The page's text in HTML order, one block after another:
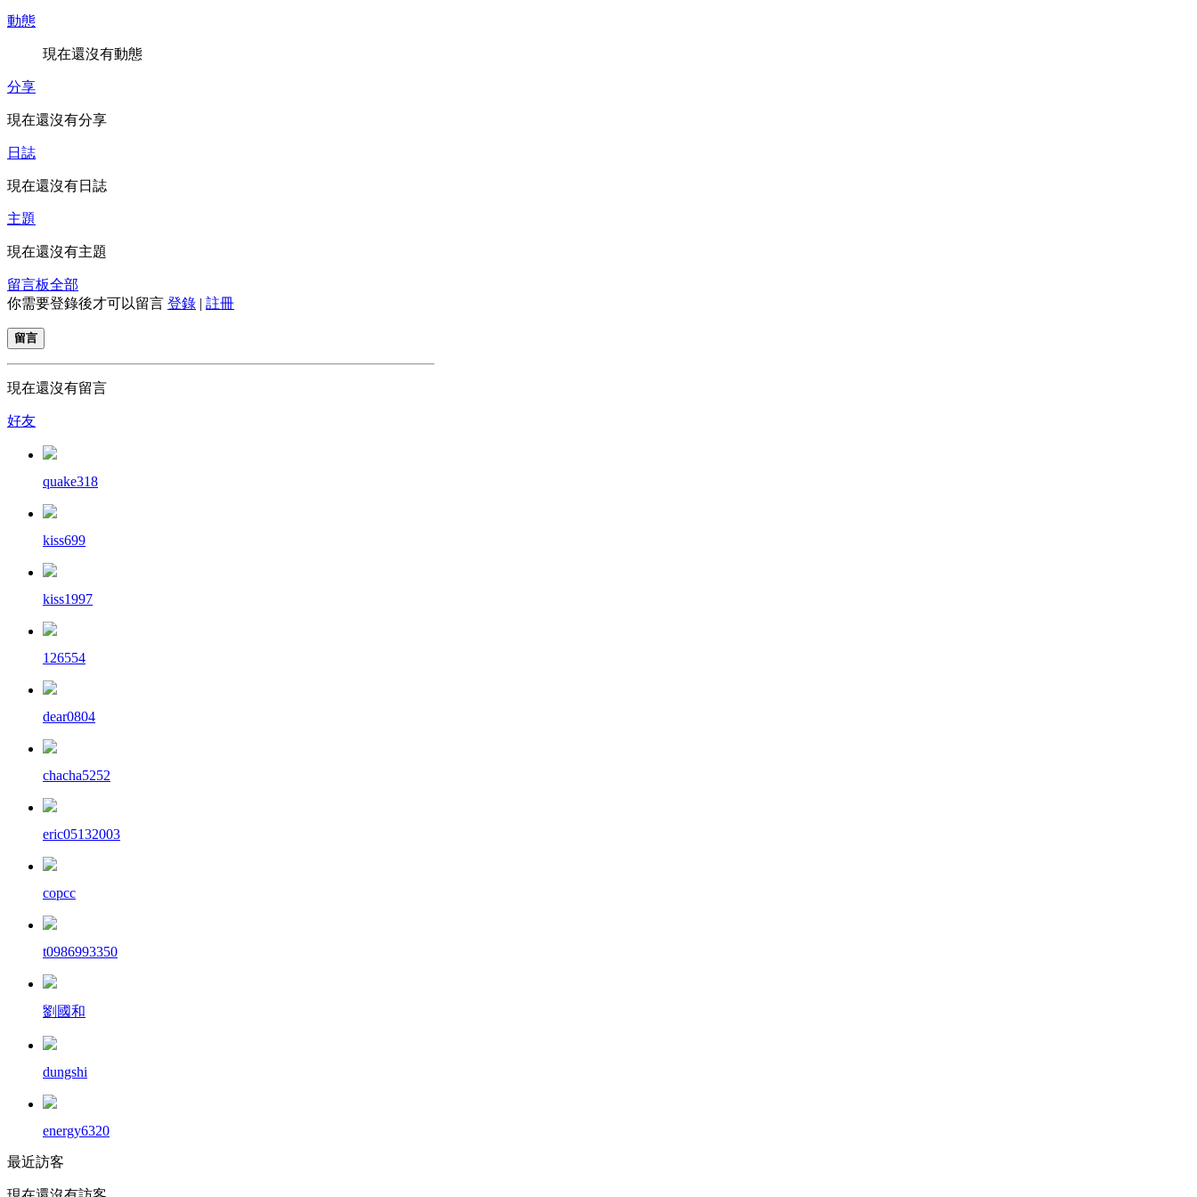
動態
現在還沒有動態
分享
現在還沒有分享
日誌
現在還沒有日誌
主題
現在還沒有主題
留言板全部
你需要登錄後才可以留言 登錄 | 註冊
留言
現在還沒有留言
好友
quake318
kiss699
kiss1997
126554
dear0804
chacha5252
eric05132003
copcc
t0986993350
劉國和
dungshi
energy6320
最近訪客